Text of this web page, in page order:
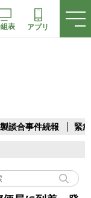
表 アプリ
談合事件続報 緊